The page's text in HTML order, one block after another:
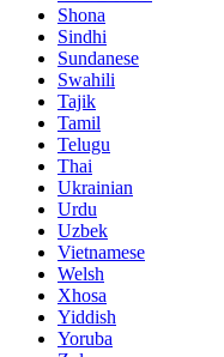
Shona
Sindhi
Sundanese
Swahili
Tajik
Tamil
Telugu
Thai
Ukrainian
Urdu
Uzbek
Vietnamese
Welsh
Xhosa
Yiddish
Yoruba